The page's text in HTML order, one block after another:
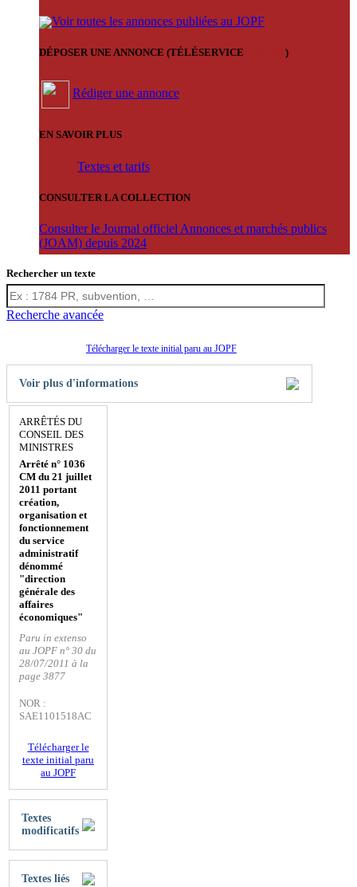
Voir toutes les annonces publiées au JOPF
DÉPOSER UNE ANNONCE (TÉLÉSERVICE )
Rédiger une annonce
EN SAVOIR PLUS
Textes et tarifs
CONSULTER LA COLLECTION
Consulter le Journal officiel Annonces et marchés publics
(JOAM) depuis 2024
Rechercher un texte
Recherche avancée
Télécharger le texte initial paru au JOPF
Voir plus d'informations
ARRÊTÉS DU
CONSEIL DES
MINISTRES
Arrêté n° 1036
CM du 21 juillet
2011 portant
création,
organisation et
fonctionnement
du service
administratif
dénommé
"direction
générale des
affaires
économiques"
Paru in extenso
au JOPF n° 30 du
28/07/2011 à la
page 3877
NOR :
SAE1101518AC
Télécharger le
texte initial paru
au JOPF
Textes
modificatifs
Textes liés